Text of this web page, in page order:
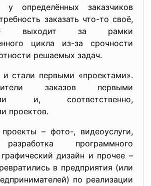
определённых заказчиков
заказать что-то своё,
выходит за рамки
цикла из-за срочности
решаемых задач.
и стали первыми «проектами».
заказов первыми
и, соответственно,
проектов.
– фото-, видеоуслуги,
программного
дизайн и прочее –
в предприятия (или
по реализации